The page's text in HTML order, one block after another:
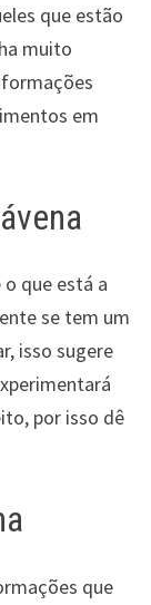
que estão
muito
em
o que está a
se tem um
isso sugere
por isso dê
que